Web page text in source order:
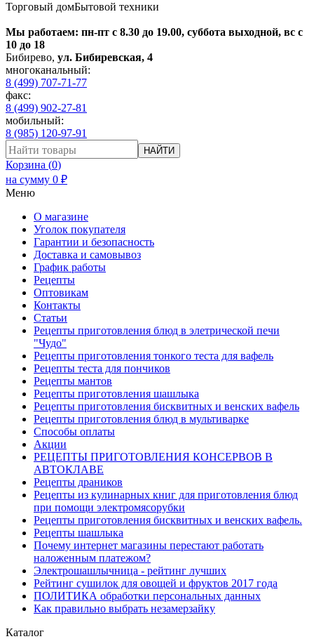
Торговый домБытовой техники
Мы работаем: пн-пт с 8.30 до 19.00, суббота выходной, вс с
10 до 18
Бибирево, ул. Бибиревская, 4
многоканальный:
8 (499) 707-71-77
факс:
8 (499) 902-27-81
мобильный:
8 (985) 120-97-91
НАЙТИ
Корзина (0)
на сумму 0 ₽
Меню
О магазине
Уголок покупателя
Гарантии и безопасность
Доставка и самовывоз
График работы
Рецепты
Оптовикам
Контакты
Статьи
Рецепты приготовления блюд в элетрической печи
"Чудо"
Рецепты приготовления тонкого теста для вафель
Рецепты теста для пончиков
Рецепты мантов
Рецепты приготовления шашлыка
Рецепты приготовления бисквитных и венских вафель
Рецепты приготовления блюд в мультиварке
Способы оплаты
Акции
РЕЦЕПТЫ ПРИГОТОВЛЕНИЯ КОНСЕРВОВ В
АВТОКЛАВЕ
Рецепты драников
Рецепты из кулинарных книг для приготовления блюд
при помощи электромясорубки
Рецепты приготовления бисквитных и венских вафель.
Рецепты шашлыка
Почему интернет магазины перестают работать
наложенным платежом?
Электрошашлычница - рейтинг лучших
Рейтинг сушилок для овощей и фруктов 2017 года
ПОЛИТИКА обработки персональных данных
Как правильно выбрать незамерзайку
Каталог